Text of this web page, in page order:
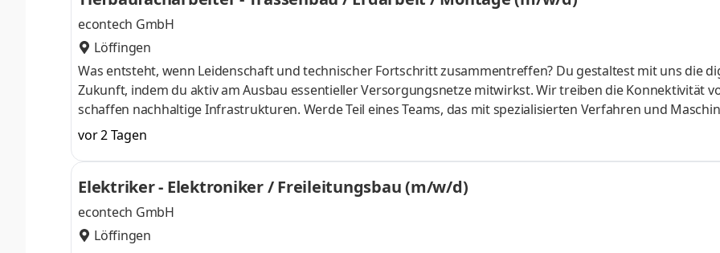
econtech GmbH
Löffingen
Was entsteht, wenn Leidenschaft und technischer Fortschritt zusammentreffen? Du gestaltest mit uns die
Zukunft, indem du aktiv am Ausbau essentieller Versorgungsnetze mitwirkst. Wir treiben die Konnektivität
schaffen nachhaltige Infrastrukturen. Werde Teil eines Teams, das mit spezialisierten Verfahren und
Basis für eine vernetzte Gesellschaft legt und spüre die Bedeutung deiner Arbeit. Aufgaben Du hebst Gräben
verlegst Kabel sowie Leitungen und stellst so die Trassen für unsere Netz- und Infrastrukturprojekte
fertig.Gemeinsam im Team übernimmst du allgemeine Montagearbeiten und sicherst die Baustelle sowie die
angelegten Leitungswege fachgerecht ab.Du b
vor 2 Tagen
Elektriker - Elektroniker / Freileitungsbau (m/w/d)
econtech GmbH
Löffingen